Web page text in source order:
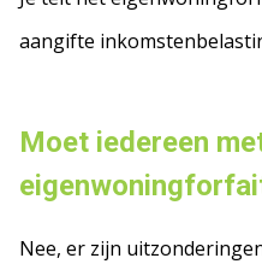
aangifte
Moet iedereen
Nee, er zijn